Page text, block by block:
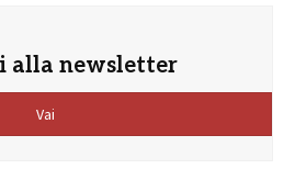
alla newsletter
Vai